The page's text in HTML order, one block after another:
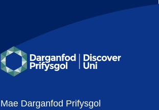
Mae Darganfod Prifysgol